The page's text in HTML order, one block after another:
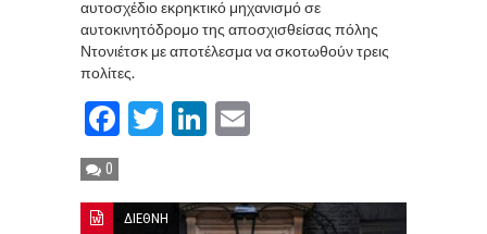
αυτοσχέδιο εκρηκτικό μηχανισμό σε
αυτοκινητόδρομο της αποσχισθείσας πόλης
Ντονιέτσκ με αποτέλεσμα να σκοτωθούν τρεις
πολίτες.
Facebook
TwitterLinkedIn
0
ΔΙΕΘΝΗ